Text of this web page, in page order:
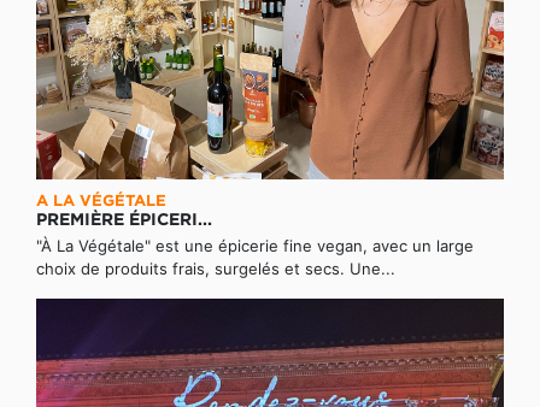
A LA VÉGÉTALE
PREMIÈRE ÉPICERI...
"À La Végétale" est une épicerie fine vegan, avec un large
choix de produits frais, surgelés et secs. Une...